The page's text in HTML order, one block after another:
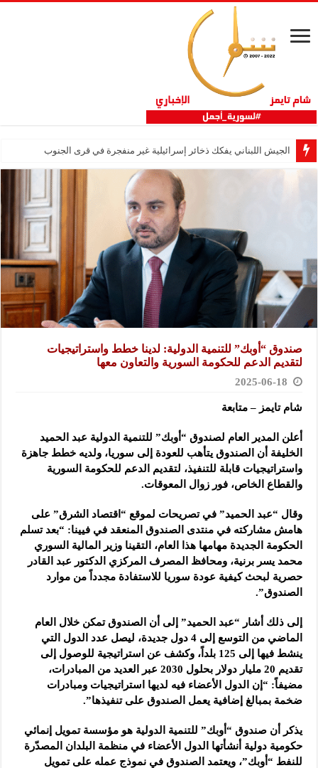
الجيش اللبناني يفكك ذخائر إسرائيلية غير منفجرة في قرى الجنوب
صندوق “أوبك” للتنمية الدولية: لدينا خطط واستراتيجيات
لتقديم الدعم للحكومة السورية والتعاون معها
2025-06-18
شام تايمز – متابعة
أعلن المدير العام لصندوق “أوبك” للتنمية الدولية عبد الحميد
الخليفة أن الصندوق يتأهب للعودة إلى سوريا، ولديه خطط جاهزة
واستراتيجيات قابلة للتنفيذ، لتقديم الدعم للحكومة السورية
والقطاع الخاص، فور زوال المعوقات.
وقال “عبد الحميد” في تصريحات لموقع “اقتصاد الشرق” على
هامش مشاركته في منتدى الصندوق المنعقد في فيينا: “بعد تسلم
الحكومة الجديدة مهامها هذا العام، التقينا وزير المالية السوري
محمد يسر برنية، ومحافظ المصرف المركزي الدكتور عبد القادر
حصرية لبحث كيفية عودة سوريا للاستفادة مجدداً من موارد
الصندوق”.
إلى ذلك أشار “عبد الحميد” إلى أن الصندوق تمكن خلال العام
الماضي من التوسع إلى 4 دول جديدة، ليصل عدد الدول التي
ينشط فيها إلى 125 بلداً، وكشف عن استراتيجية للوصول إلى
تقديم 20 مليار دولار بحلول 2030 عبر العديد من المبادرات،
مضيفاً: “إن الدول الأعضاء فيه لديها استراتيجيات ومبادرات
ضخمة بمبالغ إضافية يعمل الصندوق على تنفيذها”.
يذكر أن صندوق “أوبك” للتنمية الدولية هو مؤسسة تمويل إنمائي
حكومية دولية أنشأتها الدول الأعضاء في منظمة البلدان المصدّرة
للنفط “أوبك”، ويعتمد الصندوق في نموذج عمله على تمويل